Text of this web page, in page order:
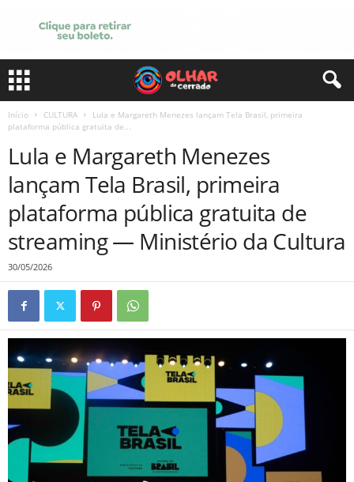
Início CULTURA
Lula e Margareth Menezes lançam Tela Brasil, primeira
plataforma pública gratuita de...
Lula e Margareth Menezes
lançam Tela Brasil, primeira
plataforma pública gratuita de
streaming — Ministério da Cultura
30/05/2026